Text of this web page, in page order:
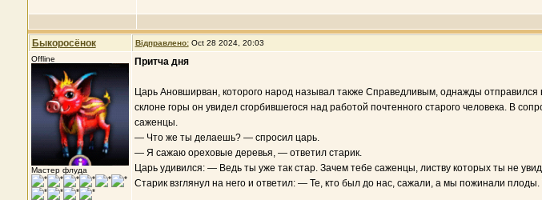
Быкоросёнок Відправлено: Oct 28 2024, 20:03
Offline
Мастер флуда
Притча дня
Царь Ановширван, которого народ называл также Справедливым, однажды
склоне горы он увидел сгорбивше­гося над работой почтенного старого человека. В
саженцы.
— Что же ты делаешь? — спросил царь.
— Я сажаю ореховые деревья, — ответил старик.
Царь удивился: — Ведь ты уже так стар. Зачем тебе саженцы, листву которых ты не
Старик взглянул на него и ответил: — Те, кто был до нас, сажали, а мы пожинали